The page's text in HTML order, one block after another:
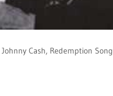
Johnny Cash, Redemption Song